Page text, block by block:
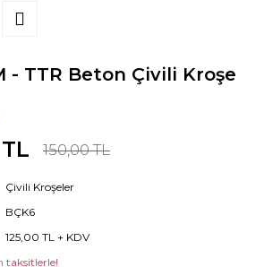
- TTR Beton Çivili Kroşe
150,00 TL
Çivili Kroşeler
BÇK6
125,00 TL + KDV
taksitlerle!